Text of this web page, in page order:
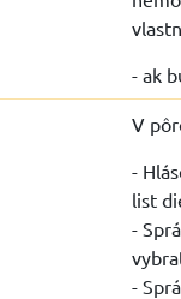
- ak
V
-
list
-
-